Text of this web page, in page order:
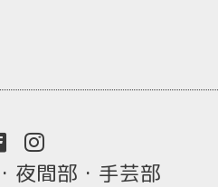
夜間部・手芸部